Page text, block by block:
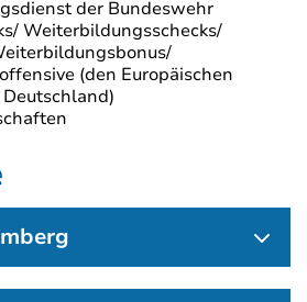
der Bundeswehr
Weiterbildungsschecks/
(den Europäischen